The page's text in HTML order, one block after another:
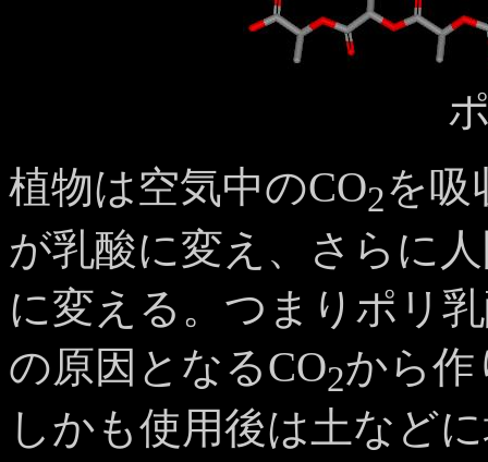
植物は空気中のCO2を吸
が乳酸に変え、さらに
に変える。つまりポリ
の原因となるCO2から作
しかも使用後は土など